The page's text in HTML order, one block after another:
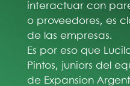
interactuar con
o proveedores, es
de las empresas.
Es por eso que
Pintos, juniors del
de Expansion